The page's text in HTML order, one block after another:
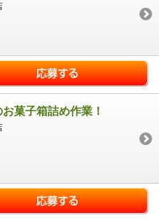
お菓子箱詰め作業！